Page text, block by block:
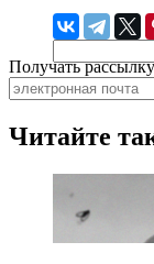
Получать
Читайте